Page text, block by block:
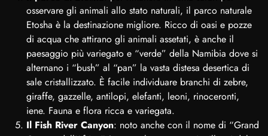
osservare gli animali allo stato naturali, il parco naturale
Etosha è la destinazione migliore. Ricco di oasi e pozze
di acqua che attirano gli animali assetati, è anche il
paesaggio più variegato e “verde” della Namibia dove si
alternano i “bush” al “pan” la vasta distesa desertica di
sale cristallizzato. È facile individuare branchi di zebre,
giraffe, gazzelle, antilopi, elefanti, leoni, rinoceronti,
iene. Fauna e flora ricca e variegata.
Il Fish River Canyon: noto anche con il nome di “Grand